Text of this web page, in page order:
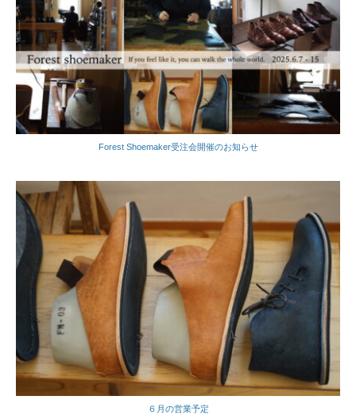
Forest Shoemaker受注会開催のお知らせ
６月の営業予定